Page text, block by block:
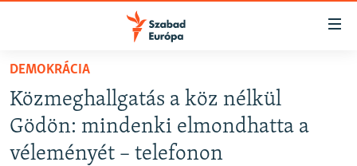
Akadálymentes
Ugrás
fő
oldalra
Ugrás
NAPIRENDEN
AKTUÁLIS
PODCASTOK
DEMOKRÁCIA
Közmeghallgatás a köz nélkül
Gödön: mindenki elmondhatta a
véleményét – telefonon
FELIRATKOZÁS